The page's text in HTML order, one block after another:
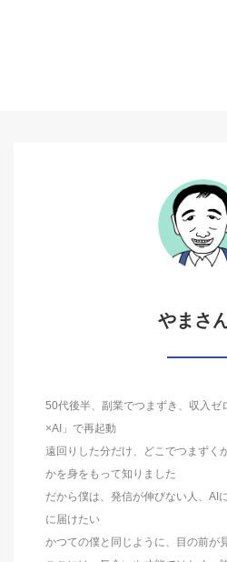
やまさ
50代後半、副業でつまずき、収入ゼ
×AI」で再起動
遠回りした分だけ、どこでつまずく
かを身をもって知りました
だから僕は、発信が伸びない人、AI
に届けたい
かつての僕と同じように、目の前が